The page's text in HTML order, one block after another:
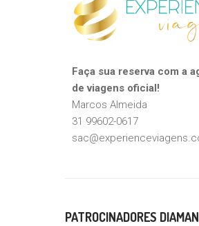
Faça sua reserva com a
de viagens oficial!
Marcos Almeida
31 99602-0617
PATROCINADORES